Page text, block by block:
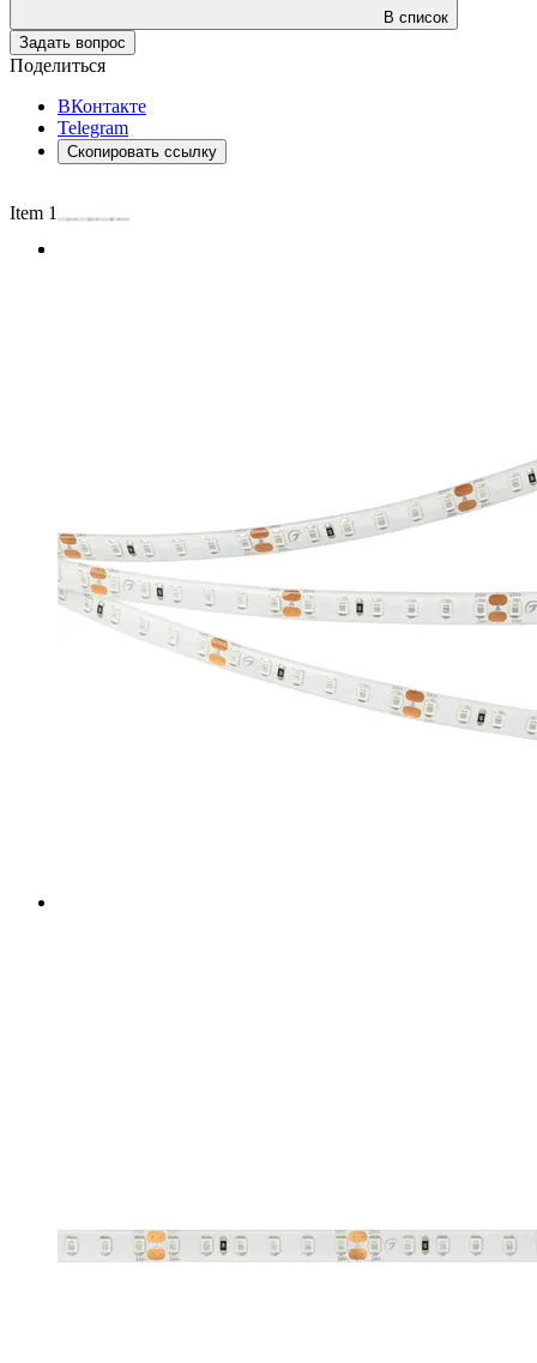
В список
Задать вопрос
Поделиться
ВКонтакте
Telegram
Скопировать ссылку
Item 1 of 2